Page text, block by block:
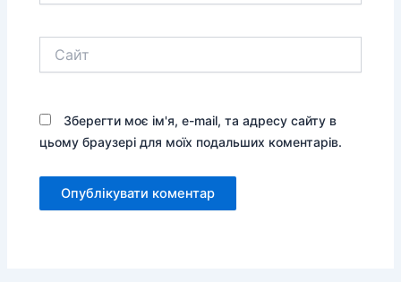
Зберегти моє ім'я, e-mail, та адресу сайту в
цьому браузері для моїх подальших коментарів.